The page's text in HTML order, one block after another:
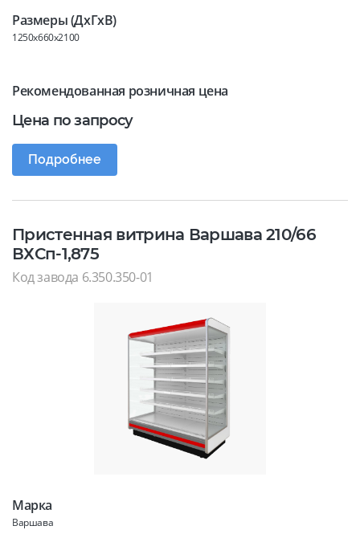
Размеры (ДхГхВ)
1250x660x2100
Рекомендованная розничная цена
Цена по запросу
Подробнее
Пристенная витрина Варшава 210/66
ВХСп-1,875
Код завода 6.350.350-01
Марка
Варшава